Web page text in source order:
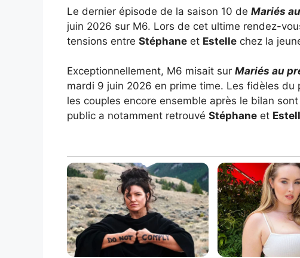
Le dernier épisode de la saison 10 de Mariés
juin 2026 sur M6. Lors de cet ultime rendez-
tensions entre Stéphane et Estelle chez la
Exceptionnellement, M6 misait sur Mariés au
mardi 9 juin 2026 en prime time. Les fidèles du
les couples encore ensemble après le bilan
public a notamment retrouvé Stéphane et